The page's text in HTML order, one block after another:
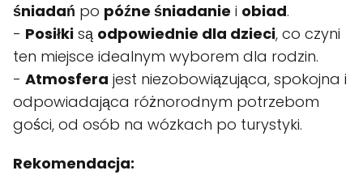
śniadań po późne śniadanie i obiad.
- Posiłki są odpowiednie dla dzieci, co czyni
ten miejsce idealnym wyborem dla rodzin.
- Atmosfera jest niezobowiązująca, spokojna i
odpowiadająca różnorodnym potrzebom
gości, od osób na wózkach po turystyki.
Rekomendacja: